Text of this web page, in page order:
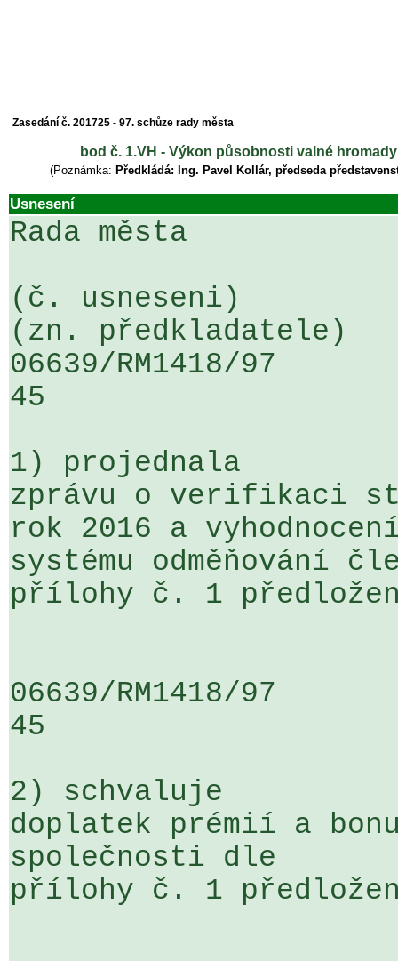
Zasedání č. 201725 - 97. schůze rady města
bod č. 1.VH - Výkon působnosti valné
(Poznámka: Předkládá: Ing. Pavel Kollár, předseda
Usnesení
Rada města
(č. usneseni)
(zn. předkladatele)
06639/RM1418/
45
1) projednala
zprávu o verifikaci
rok 2016 a
systému odměňování
přílohy č. 1
06639/RM1418/
45
2) schvaluje
doplatek prémií a
společnosti dle
přílohy č. 1